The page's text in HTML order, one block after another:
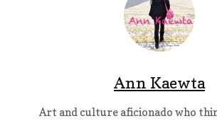
Ann Kaewta
Art and culture aficionado who